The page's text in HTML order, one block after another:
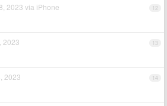
12
2023 via iPhone
13
2023
14
2023